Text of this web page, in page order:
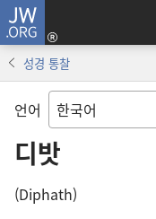
JW.ORG
성경 통찰
언어
디밧
(Diphath)